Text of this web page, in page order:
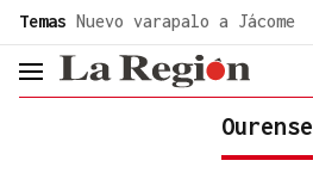
Temas Nuevo varapalo a Jácome
header.menu.open
Ourense